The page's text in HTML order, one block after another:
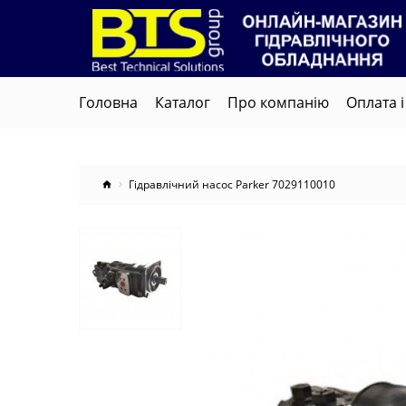
Головна Каталог Про компанію Оплата
Гідравлічний насос Parker 7029110010